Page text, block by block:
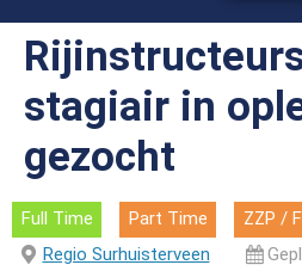
stagiair in
gezocht
Full Time Part Time
ZZP /
Regio Surhuisterveen